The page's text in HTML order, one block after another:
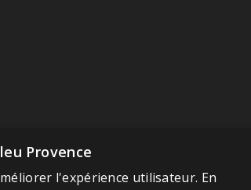
Provence
l'expérience utilisateur. En